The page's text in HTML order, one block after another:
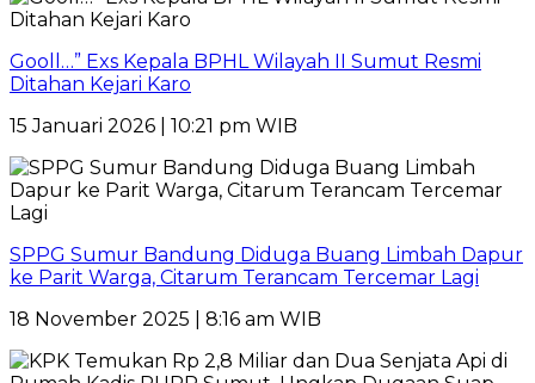
Gooll…” Exs Kepala BPHL Wilayah II Sumut Resmi
Ditahan Kejari Karo
15 Januari 2026 | 10:21 pm WIB
SPPG Sumur Bandung Diduga Buang Limbah Dapur
ke Parit Warga, Citarum Terancam Tercemar Lagi
18 November 2025 | 8:16 am WIB